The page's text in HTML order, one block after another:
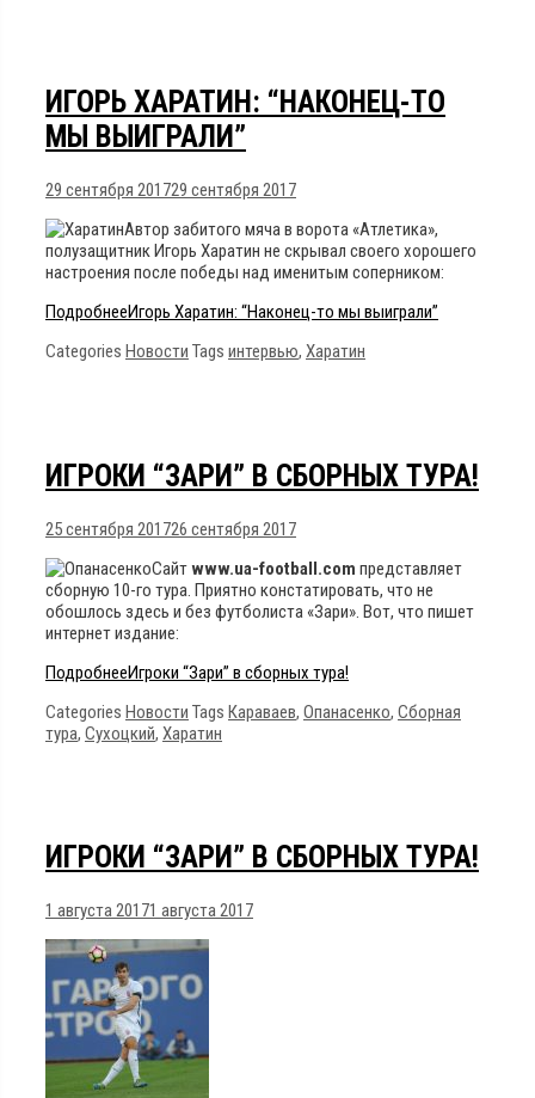
ИГОРЬ ХАРАТИН: “НАКОНЕЦ-ТО
МЫ ВЫИГРАЛИ”
29 сентября 201729 сентября 2017
Автор забитого мяча в ворота «Атлетика»,
полузащитник Игорь Харатин не скрывал своего хорошего
настроения после победы над именитым соперником:
ПодробнееИгорь Харатин: “Наконец-то мы выиграли”
Categories Новости Tags интервью, Харатин
ИГРОКИ “ЗАРИ” В СБОРНЫХ ТУРА!
25 сентября 201726 сентября 2017
Сайтwww.ua-football.com представляет
сборную 10-го тура. Приятно констатировать, что не
обошлось здесь и без футболиста «Зари». Вот, что пишет
интернет издание:
ПодробнееИгроки “Зари” в сборных тура!
Categories Новости Tags Караваев, Опанасенко, Сборная
тура, Сухоцкий, Харатин
ИГРОКИ “ЗАРИ” В СБОРНЫХ ТУРА!
1 августа 20171 августа 2017